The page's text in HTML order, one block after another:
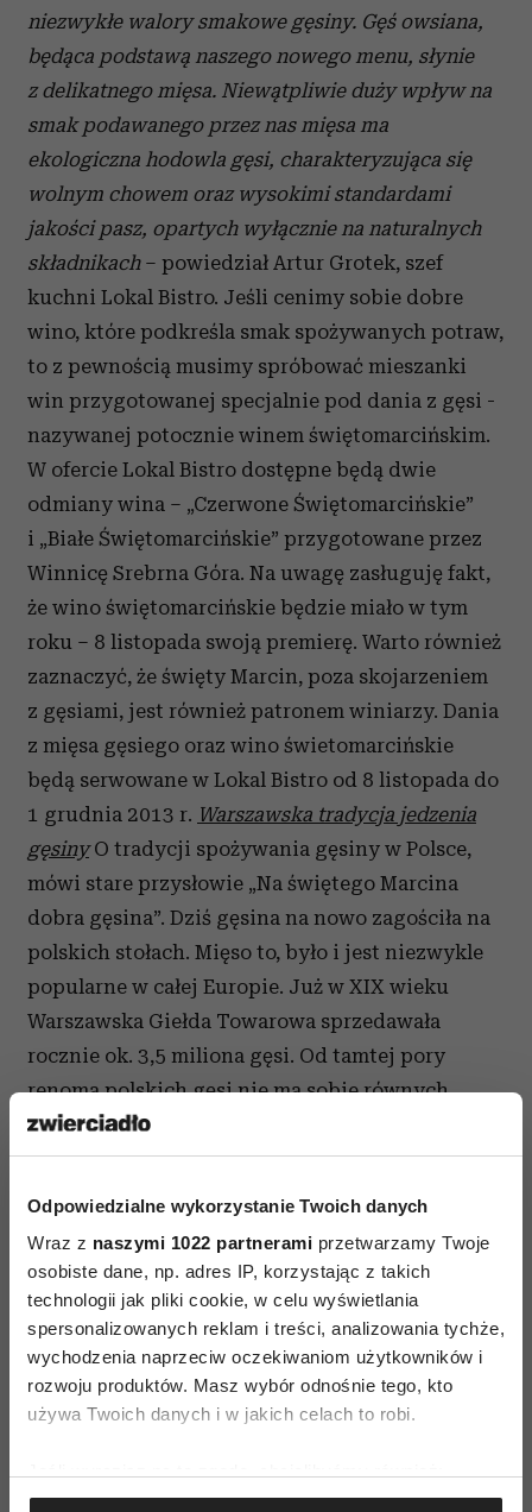
Odpowiedzialne wykorzystanie Twoich danych
Wraz z naszymi 1022 partnerami przetwarzamy Twoje
osobiste dane, np. adres IP, korzystając z takich
technologii jak pliki cookie, w celu wyświetlania
spersonalizowanych reklam i treści, analizowania tychże,
wychodzenia naprzeciw oczekiwaniom użytkowników i
rozwoju produktów. Masz wybór odnośnie tego, kto
używa Twoich danych i w jakich celach to robi.
Gromadzić dane dotyczące Twojej lokalizacji
niezwykłe walory smakowe gęsiny. Gęś owsiana,
będąca podstawą naszego nowego menu, słynie
z delikatnego mięsa. Niewątpliwie duży wpływ na
smak podawanego przez nas mięsa ma
ekologiczna hodowla gęsi, charakteryzująca się
wolnym chowem oraz wysokimi standardami
jakości pasz, opartych wyłącznie na naturalnych
składnikach – powiedział Artur Grotek, szef
kuchni Lokal Bistro. Jeśli cenimy sobie dobre
wino, które podkreśla smak spożywanych potraw,
to z pewnością musimy spróbować mieszanki
win przygotowanej specjalnie pod dania z gęsi -
nazywanej potocznie winem świętomarcińskim.
W ofercie Lokal Bistro dostępne będą dwie
odmiany wina – „Czerwone Świętomarcińskie”
i „Białe Świętomarcińskie” przygotowane przez
Winnicę Srebrna Góra. Na uwagę zasługuję fakt,
że wino świętomarcińskie będzie miało w tym
roku – 8 listopada swoją premierę. Warto również
zaznaczyć, że święty Marcin, poza skojarzeniem
z gęsiami, jest również patronem winiarzy. Dania
z mięsa gęsiego oraz wino świetomarcińskie
będą serwowane w Lokal Bistro od 8 listopada do
1 grudnia 2013 r. Warszawska tradycja jedzenia
gęsinyO tradycji spożywania gęsiny w Polsce,
mówi stare przysłowie „Na świętego Marcina
dobra gęsina”. Dziś gęsina na nowo zagościła na
polskich stołach. Mięso to, było i jest niezwykle
popularne w całej Europie. Już w XIX wieku
Warszawska Giełda Towarowa sprzedawała
rocznie ok. 3,5 miliona gęsi. Od tamtej pory
renoma polskich gęsi nie ma sobie równych.
Dawniej żaden z Warszawiaków nie wyobrażał
sobie listopada bez gęsiny. W miesiącu tym,
począwszy od dnia św. Marcina (11.11), w samej
mieszkańców, zjadano ok. 20 tysięcy gęsi. Dzisiaj
gęsina przeżywa prawdziwy renesans. Coraz
częściej sięgamy po nią ze względu na
niepowtarzalny smak i bogactwo w składniki
odżywcze.
Wartości odżywcze gęsiny
Polska
smakowych, odznacza się również wysoką